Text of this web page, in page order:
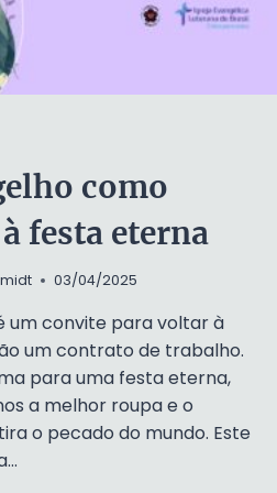
como
festa eterna
03/04/2025
um convite para voltar à
um contrato de trabalho.
para uma festa eterna,
a melhor roupa e o
o pecado do mundo. Este